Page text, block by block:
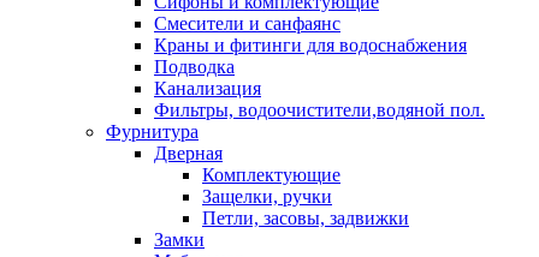
Смесители и санфаянс
Краны и фитинги для водоснабжения
Подводка
Канализация
Фильтры, водоочистители,водяной пол.
Фурнитура
Дверная
Комплектующие
Защелки, ручки
Петли, засовы, задвижки
Замки